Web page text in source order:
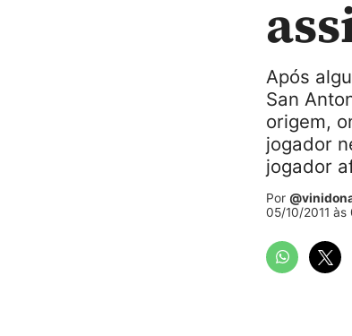
Após
San
origem,
jogador
jogador
Por
05/10/2011 às